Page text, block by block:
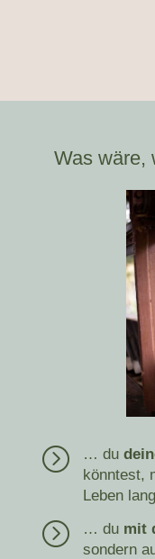
Was wäre,
= … du
könntest,
Leben
= … du mit
sondern